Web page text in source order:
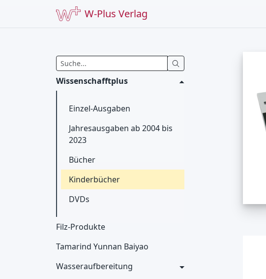
W-Plus Verlag
Wissenschafftplus
Einzel-Ausgaben
Jahresausgaben ab 2004 bis
2023
Bücher
Kinderbücher
DVDs
Filz-Produkte
Tamarind Yunnan Baiyao
Wasseraufbereitung